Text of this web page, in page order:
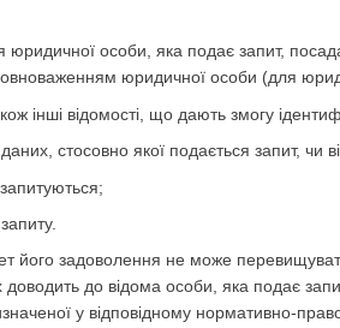
особи, яка подає запит,
повноваженням юридичної особи (для
інші відомості, що дають змогу
стосовно якої подається запит,
його задоволення не може
до відома особи, яка подає
у відповідному нормативно-